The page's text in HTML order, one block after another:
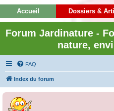
Accueil Dossiers &
Forum Jardinature -
nature,
FAQ
Index du forum